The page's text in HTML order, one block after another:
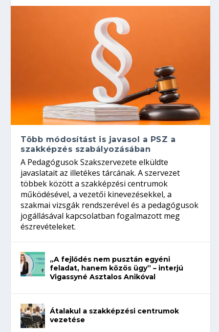
Több módosítást is javasol a PSZ a
szakképzés szabályozásában
A Pedagógusok Szakszervezete elküldte
javaslatait az illetékes tárcának. A szervezet
többek között a szakképzési centrumok
működésével, a vezetői kinevezésekkel, a
szakmai vizsgák rendszerével és a pedagógusok
jogállásával kapcsolatban fogalmazott meg
észrevételeket.
„A fejlődés nem pusztán egyéni
feladat, hanem közös ügy” – interjú
Vigassyné Asztalos Anikóval
Átalakul a szakképzési centrumok
vezetése